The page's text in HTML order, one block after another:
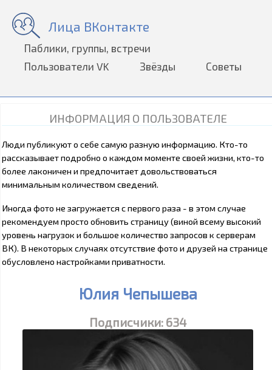
Лица ВКонтакте
Паблики, группы, встречи
Пользователи VK
Звёзды Советы
ИНФОРМАЦИЯ О ПОЛЬЗОВАТЕЛЕ
Люди публикуют о себе самую разную информацию. Кто-то
рассказывает подробно о каждом моменте своей жизни, кто-то
более лаконичен и предпочитает довольствоваться
минимальным количеством сведений.
Иногда фото не загружается с первого раза - в этом случае
рекомендуем просто обновить страницу (виной всему высокий
уровень нагрузок и большое количество запросов к серверам
ВК). В некоторых случаях отсутствие фото и друзей на странице
обусловлено настройками приватности.
Юлия Чепышева
Подписчики: 634